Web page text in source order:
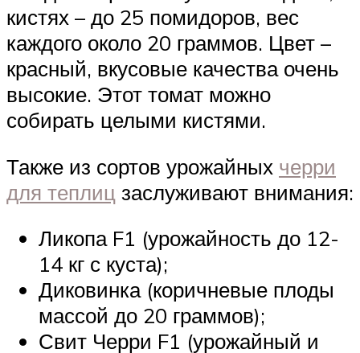
кистях – до 25 помидоров, вес
каждого около 20 граммов. Цвет –
красный, вкусовые качества очень
высокие. Этот томат можно
собирать целыми кистями.
Также из сортов урожайных черри
для теплиц заслуживают внимания:
Ликопа F1 (урожайность до 12-
14 кг с куста);
Диковинка (коричневые плоды
массой до 20 граммов);
Свит Черри F1 (урожайный и